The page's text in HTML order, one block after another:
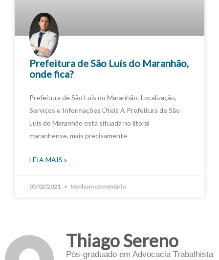
Prefeitura de São Luís do Maranhão,
onde fica?
Prefeitura de São Luís do Maranhão: Localização,
Serviços e Informações Úteis A Prefeitura de São
Luís do Maranhão está situada no litoral
maranhense, mais precisamente
LEIA MAIS »
05/02/2021 Nenhum comentário
Thiago Sereno
Pós-graduado em Advocacia Trabalhista